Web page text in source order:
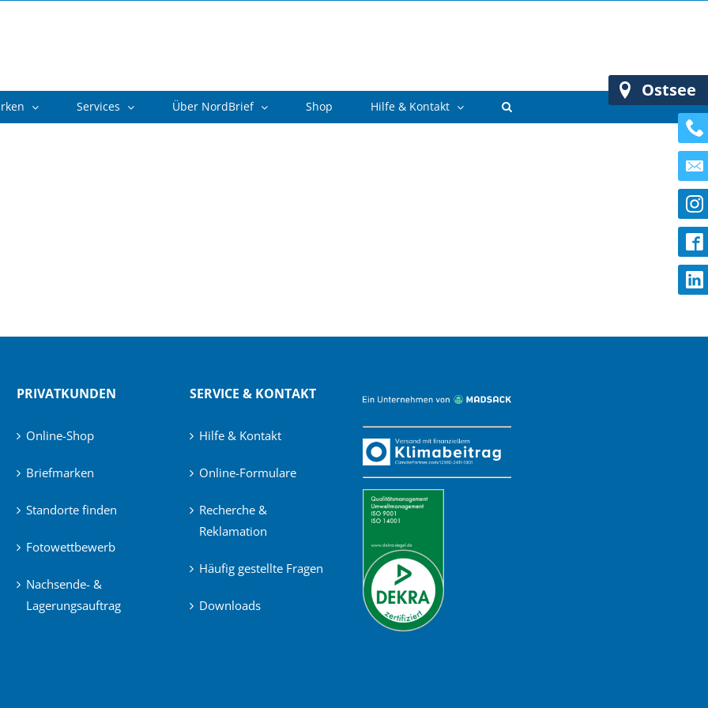
Services Über NordBrief Shop Hilfe & Kontakt
PRIVATKUNDEN
Online-Shop
Briefmarken
Standorte finden
Fotowettbewerb
Nachsende- &
Lagerungsauftrag
SERVICE & KONTAKT
Hilfe & Kontakt
Online-Formulare
Recherche &
Reklamation
Häufig gestellte Fragen
Downloads
Ostsee